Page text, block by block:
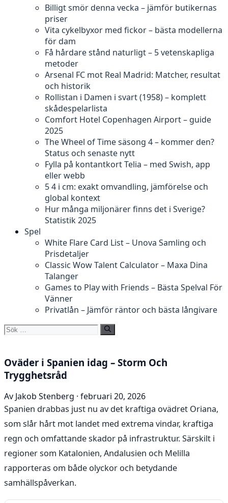
Billigt smör denna vecka – jämför butikernas
priser
Vita cykelbyxor med fickor – bästa modellerna
för dam
Få hårdare stånd naturligt – 5 vetenskapliga
metoder
Arsenal FC mot Real Madrid: Matcher, resultat
och historik
Rollistan i Damen i svart (1958) – komplett
skådespelarlista
Comfort Hotel Copenhagen Airport – guide
2025
The Wheel of Time säsong 4 – kommer den?
Status och senaste nytt
Fylla på kontantkort Telia – med Swish, app
eller webb
5 4 i cm: exakt omvandling, jämförelse och
global kontext
Hur många miljonärer finns det i Sverige?
Statistik 2025
Spel
White Flare Card List – Unova Samling och
Prisdetaljer
Classic Wow Talent Calculator – Maxa Dina
Talanger
Games to Play with Friends – Bästa Spelval För
Vänner
Privatlån – Jämför räntor och bästa långivare
Sök
Oväder i Spanien idag – Storm Och
Trygghetsråd
Av Jakob Stenberg · februari 20, 2026
Spanien drabbas just nu av det kraftiga ovädret Oriana,
som slår hårt mot landet med extrema vindar, kraftiga
regn och omfattande skador på infrastruktur. Särskilt i
regioner som Katalonien, Andalusien och Melilla
rapporteras om både olyckor och betydande
samhällspåverkan.